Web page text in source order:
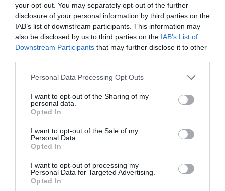
your opt-out. You may separately opt-out of the further
disclosure of your personal information by third parties on the
IAB’s list of downstream participants. This information may
also be disclosed by us to third parties on the IAB’s List of
Downstream Participants that may further disclose it to other
Please note that this website/app uses one or more Google
not limited to your visit or usage behaviour. You may click to
grant or deny consent to Google and its third-party tags to
use your data for below specified purposes in below Google
consent section.
Personal Data Processing Opt Outs
I want to opt-out of the Sharing of my
personal data.
Opted In
I want to opt-out of the Sale of my
Personal Data.
Opted In
I want to opt-out of processing my
Personal Data for Targeted Advertising.
Opted In
Ez is érdekelhet!5 magyar csillagvizsgáló,
hogy biztosan elcsípd a hullócsillagokat
Az Amerikai Meteoritikai Társaság (AMS)
elmondása szerint mivel a tűzgömb röppályája elég
bizonytalannak mondható és pár beküldött videón
nem tudják pontosan megmondani, hogy mi is
haladt át az égen. Mindenesetre a feltételezések